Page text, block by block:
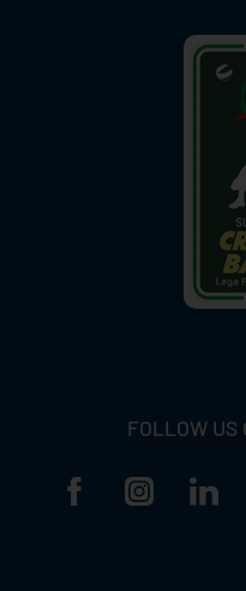
FOLLOW US